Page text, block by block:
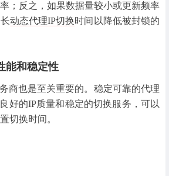
；反之，如果数据量较小或更新频率
动态代理IP切换时间以降低被封锁的
能和稳定性
商也是至关重要的。稳定可靠的代理
好的IP质量和稳定的切换服务，可以
切换时间。